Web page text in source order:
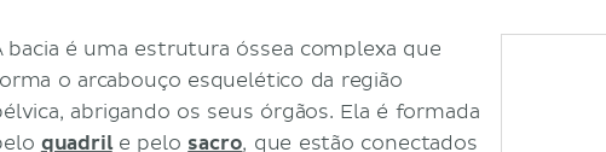
bacia é uma estrutura óssea complexa que
o arcabouço esquelético da região
abrigando os seus órgãos. Ela é formada
quadrile pelo sacro, que estão conectados